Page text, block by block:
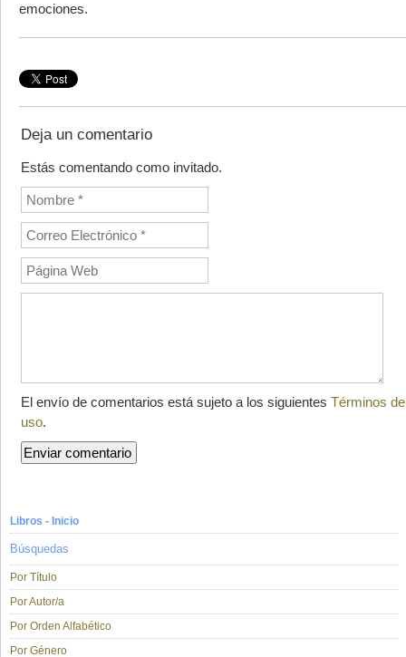
emociones.
Deja un comentario
Estás comentando como invitado.
El envío de comentarios está sujeto a los siguientes Términos de
uso.
Libros - Inicio
Búsquedas
Por Título
Por Autor/a
Por Orden Alfabético
Por Género